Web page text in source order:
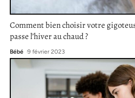
Comment bien choisir votre
passe l’hiver au chaud ?
Bébé 9 février 2023